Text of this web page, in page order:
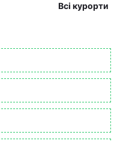
Всі курорти